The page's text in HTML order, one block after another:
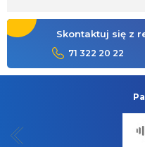
Skontaktuj się z
71 322 20 22